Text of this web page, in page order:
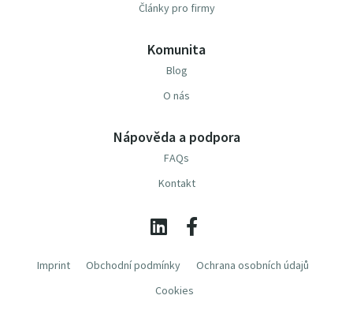
Články pro firmy
Komunita
Blog
O nás
Nápověda a podpora
FAQs
Kontakt
Imprint Obchodní podmínky
Ochrana osobních údajů
Cookies